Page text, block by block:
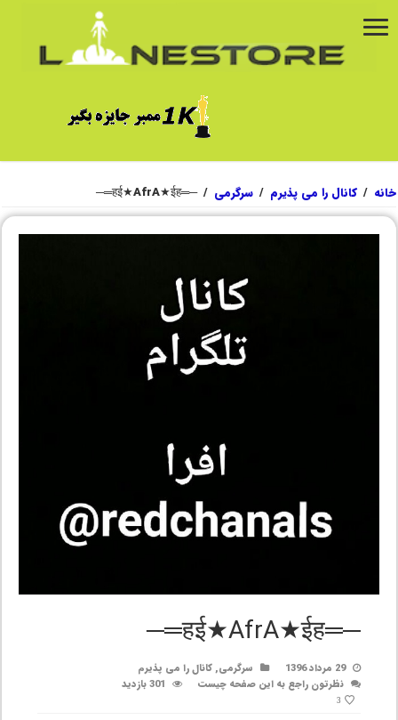
خانه / کانال را می پذیرم / سرگرمی /
─═हई★AfrA★ईह═─‌
─═हई★AfrA★ईह═─‌
29 مرداد 1396 سرگرمی,کانال را می پذیرم
نظرتون راجع به این صفحه چیست
301 بازدید
3